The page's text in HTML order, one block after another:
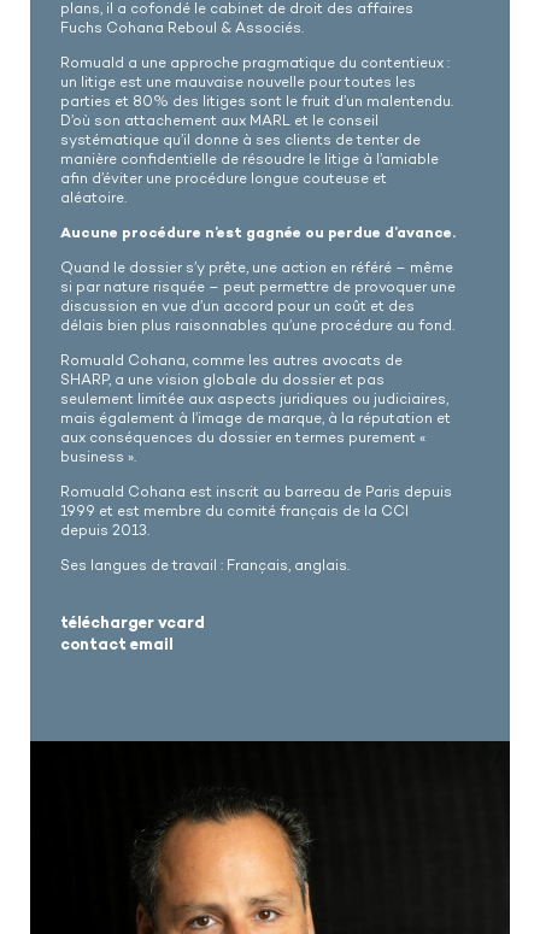
plans, il a cofondé le cabinet de droit des affaires
Fuchs Cohana Reboul & Associés.
Romuald a une approche pragmatique du contentieux :
un litige est une mauvaise nouvelle pour toutes les
parties et 80% des litiges sont le fruit d’un malentendu.
D’où son attachement aux MARL et le conseil
systématique qu’il donne à ses clients de tenter de
manière confidentielle de résoudre le litige à l’amiable
afin d’éviter une procédure longue couteuse et
aléatoire.
Aucune procédure n’est gagnée ou perdue d’avance.
Quand le dossier s’y prête, une action en référé – même
si par nature risquée – peut permettre de provoquer une
discussion en vue d’un accord pour un coût et des
délais bien plus raisonnables qu’une procédure au fond.
Romuald Cohana, comme les autres avocats de
SHARP, a une vision globale du dossier et pas
seulement limitée aux aspects juridiques ou judiciaires,
mais également à l’image de marque, à la réputation et
aux conséquences du dossier en termes purement «
business ».
Romuald Cohana est inscrit au barreau de Paris depuis
1999 et est membre du comité français de la CCI
depuis 2013.
Ses langues de travail : Français, anglais.
télécharger vcard
contact email